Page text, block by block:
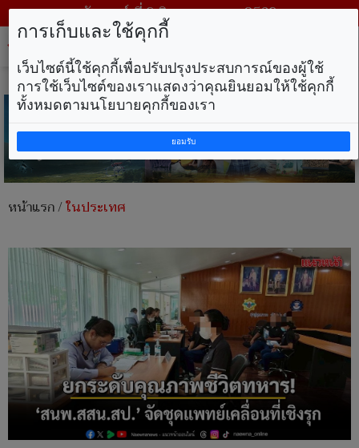
วันเสาร์ ที่ 8 สิงหาคม พ.ศ. 2569
หน้าแรก/ในประเทศ
การเก็บและใช้คุกกี้
เว็บไซต์นี้ใช้คุกกี้เพื่อปรับปรุงประสบการณ์ของผู้ใช้
การใช้เว็บไซต์ของเราแสดงว่าคุณยินยอมให้ใช้คุกกี้
ทั้งหมดตามนโยบายคุกกี้ของเรา
ยอมรับ